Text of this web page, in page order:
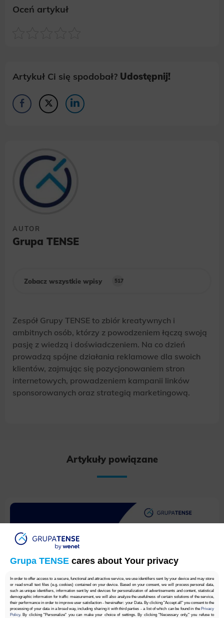
Grupa TENSE cares about Your privacy
In order to offer access to a secure, functional and attractive service, we use identifiers sent by your device and may store
or read small text files (e.g. cookies) contained on your device. Based on your consent, we will process personal data,
such as unique identifiers, information sent by end devices for personalization of advertisements and content, statistical
demographic information for traffic measurement, we will also analyze the usefulness of certain solutions of the service,
their performance in order to improve user satisfaction - hereinafter: your Data. By clicking "Accept all" you consent to the
processing of your data in a broad way, including sharing it with third parties - a list of which can be found in the Privacy
Policy. By clicking "Personalize" you can make your choice of settings. By clicking "Necessary only," you refuse to
Oceń artykuł
Artykuł Ci się spodobał? Udostępnij!
AUTOR
Grupa TENSE
Zobacz wszystkie wpisy 517
Zespół Grupy TENSE to zbiór kreatywnych i
ambitnych osób, którzy z powodzeniem łączą swoją
pasję z wiedzą i doświadczeniem. Na co dzień
prowadzą spójne działania reklamowe dla swoich
klientów, zajmując się pozycjonowaniem stron
internetowych, prowadzeniem kampanii linków
sponsorowanych oraz strategią marketingową.
Artykuły powiązane